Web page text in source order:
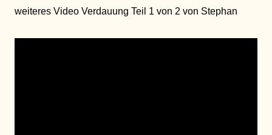
weiteres Video Verdauung Teil 1 von 2 von Stephan